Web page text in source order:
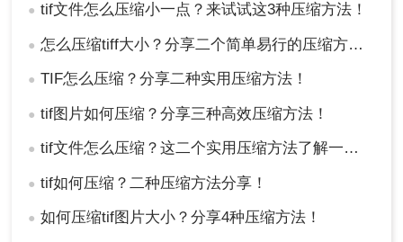
方法三：使用专业压缩软件
使用专业的压缩软件，如转转大师、美图秀秀等，
括TIFF。通过调整压缩参数，可以实现文件体积的
显著减小。
优点：压缩速度快，操作简便；支持多种文件
格式，满足多种需求。
缺点：部分软件可能需要付费；压缩质量可能
● tif文件怎么压缩小一点？来试试这3种压缩方法！
● 怎么压缩tiff大小？分享二个简单易行的压缩方法！
● TIF怎么压缩？分享二种实用压缩方法！
● tif图片如何压缩？分享三种高效压缩方法！
● tif文件怎么压缩？这二个实用压缩方法了解一下！
● tif如何压缩？二种压缩方法分享！
● 如何压缩tif图片大小？分享4种压缩方法！